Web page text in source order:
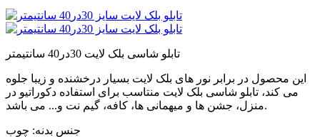
تابلو شاسی بلک لایت 30در40 سانتیمتر
این محصول در برابر نور های بلک لایت بسیار درخشنده و زیبا جلوه
می کند، تابلو شاسی بلک لایت منتاسب برای استفاده دکوراتیو در
منزل، جشن ها و میهمانی ها، کافه، گیم نت و... می باشد.
جنس بدنه: چوب